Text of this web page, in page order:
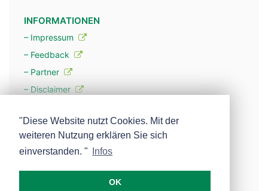
INFORMATIONEN
– Impressum
– Feedback
– Partner
– Disclaimer
– Werbung
– Mehr über unsere Experten
"Diese Website nutzt Cookies. Mit der
weiteren Nutzung erklären Sie sich
einverstanden. "
Infos
OK